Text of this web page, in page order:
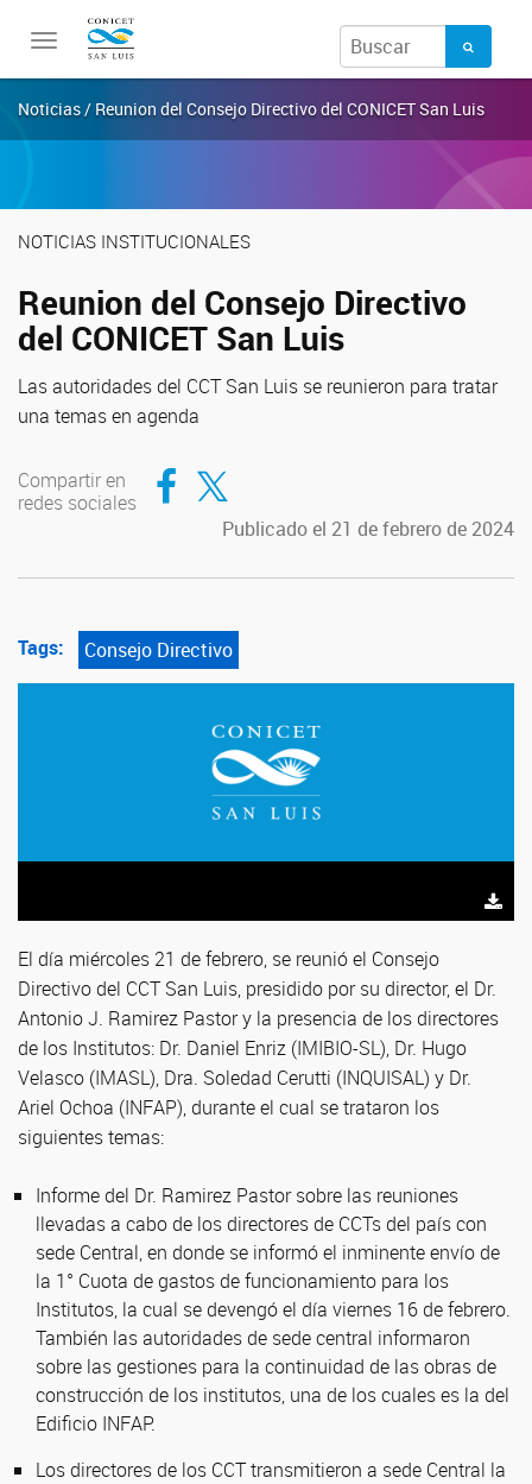
Toggle
Noticias / Reunion del Consejo Directivo del CONICET San Luis
NOTICIAS INSTITUCIONALES
Reunion del Consejo Directivo
del CONICET San Luis
Las autoridades del CCT San Luis se reunieron para tratar
una temas en agenda
Compartir en
redes sociales
Compartir en Facebook
Compartir en Twitter
Publicado el 21 de febrero de 2024
Tags: Consejo Directivo
El día miércoles 21 de febrero, se reunió el Consejo
Directivo del CCT San Luis, presidido por su director, el Dr.
Antonio J. Ramirez Pastor y la presencia de los directores
de los Institutos: Dr. Daniel Enriz (IMIBIO-SL), Dr. Hugo
Velasco (IMASL), Dra. Soledad Cerutti (INQUISAL) y Dr.
Ariel Ochoa (INFAP), durante el cual se trataron los
siguientes temas:
Informe del Dr. Ramirez Pastor sobre las reuniones
llevadas a cabo de los directores de CCTs del país con
sede Central, en donde se informó el inminente envío de
la 1° Cuota de gastos de funcionamiento para los
Institutos, la cual se devengó el día viernes 16 de febrero.
También las autoridades de sede central informaron
sobre las gestiones para la continuidad de las obras de
construcción de los institutos, una de los cuales es la del
Edificio INFAP.
Los directores de los CCT transmitieron a sede Central la